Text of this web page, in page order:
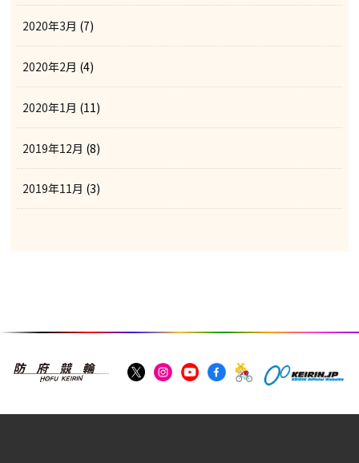
2020年3月 (7)
2020年2月 (4)
2020年1月 (11)
2019年12月 (8)
2019年11月 (3)